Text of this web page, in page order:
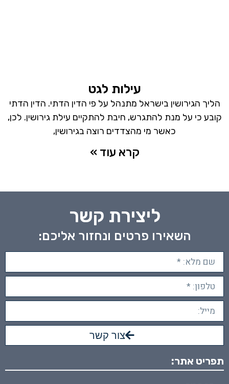
עילות לגט
הליך הגירושין בישראל מתנהל על פי הדין הדתי. הדין הדתי
קובע כי על מנת להתגרש, חיבת להתקיים עילת גירושין. לכן,
כאשר מי מהצדדים רוצה בגירושין,
קרא עוד »
ליצירת קשר
השאירו פרטים ונחזור אליכם:
צור קשר
תפריט אתר: